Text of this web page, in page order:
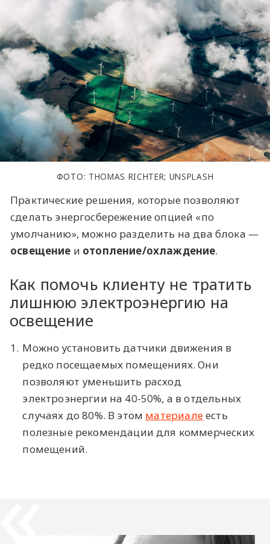
ФОТО: THOMAS RICHTER; UNSPLASH
Практические решения, которые позволяют
сделать энергосбережение опцией «по
умолчанию», можно разделить на два блока —
освещение и отопление/охлаждение.
Как помочь клиенту не тратить
лишнюю электроэнергию на
освещение
1. Можно установить датчики движения в
редко посещаемых помещениях. Они
позволяют уменьшить расход
электроэнергии на 40-50%, а в отдельных
случаях до 80%. В этом материалеесть
полезные рекомендации для коммерческих
помещений.